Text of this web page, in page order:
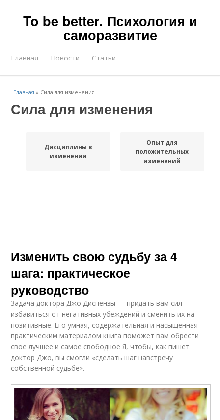
To be better. Психология и
саморазвитие
Главная Новости Статьи
Главная » Сила для изменения
Сила для изменения
Дисциплины в
изменении
Опыт для
положительных
изменений
Изменить свою судьбу за 4
шага: практическое
руководство
Задача доктора Джо Диспензы — придать вам сил
избавиться от негативных убеждений и сменить их на
позитивные. Его умная, содержательная и насыщенная
практическим материалом книга поможет вам обрести
свое лучшее и самое свободное Я, чтобы, как пишет
доктор Джо, вы смогли «сделать шаг навстречу
собственной судьбе».